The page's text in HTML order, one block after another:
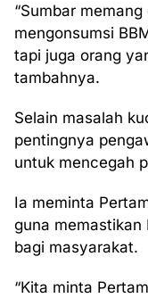
“Sumbar
mengonsumsi
tapi juga orang
tambahnya.
Selain masalah
pentingnya
untuk mencegah
Ia meminta
guna memastikan
bagi masyarakat.
“Kita minta